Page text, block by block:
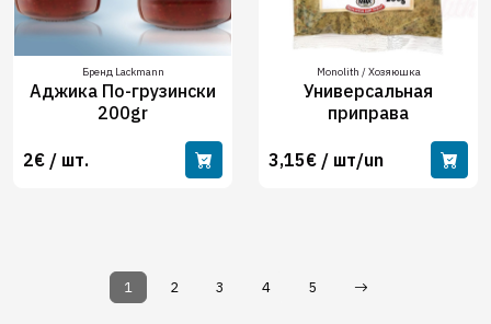
Бренд Lackmann
Аджика По-грузински
200gr
2€ / шт.
Monolith / Хозяюшка
Универсальная
приправа
3,15€ / шт/un
1 2 3 4 5